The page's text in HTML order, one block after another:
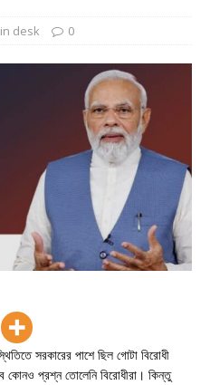
desk 0
সরকারের পাশে ছিল গোটা বিরোধী
কোনও প্রশ্ন তোলেনি বিরোধীরা। কিন্তু